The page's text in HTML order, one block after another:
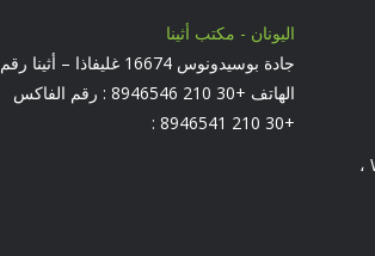
اليونان - مكتب أثينا
جادة بوسيدونوس 16674 غليفاذا – أثينا رقم
الهاتف +30 210 8946546 : رقم الفاكس
+30 210 8946541 :